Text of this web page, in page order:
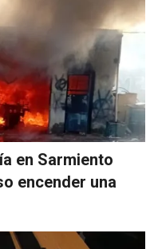
en Sarmiento
encender una